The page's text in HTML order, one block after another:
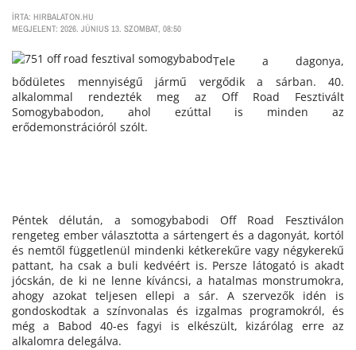
ÍRTA: HIRBALATON.HU
MEGJELENT: 2026. JÚNIUS 13. SZOMBAT, 08:50
Tele a dagonya,
bődületes mennyiségű jármű vergődik a sárban. 40.
alkalommal rendezték meg az Off Road Fesztivált
Somogybabodon, ahol ezúttal is minden az
erődemonstrációról szólt.
Péntek délután, a somogybabodi Off Road Fesztiválon
rengeteg ember választotta a sártengert és a dagonyát, kortól
és nemtől függetlenül mindenki kétkerekűre vagy négykerekű
pattant, ha csak a buli kedvéért is. Persze látogató is akadt
jócskán, de ki ne lenne kíváncsi, a hatalmas monstrumokra,
ahogy azokat teljesen ellepi a sár. A szervezők idén is
gondoskodtak a színvonalas és izgalmas programokról, és
még a Babod 40-es fagyi is elkészült, kizárólag erre az
alkalomra delegálva.